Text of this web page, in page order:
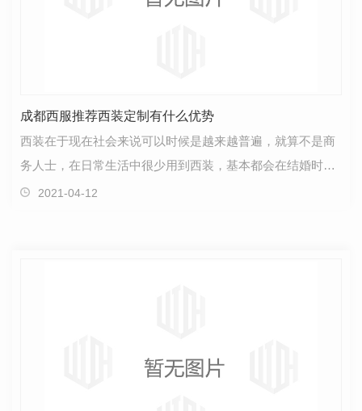
成都西服推荐西装定制有什么优势
西装在于现在社会来说可以时候是越来越普遍，就算不是商
务人士，在日常生活中很少用到西装，基本都会在结婚时选
择西装定制。西装定制**主要对品质的诚实和坚持，还…
2021-04-12